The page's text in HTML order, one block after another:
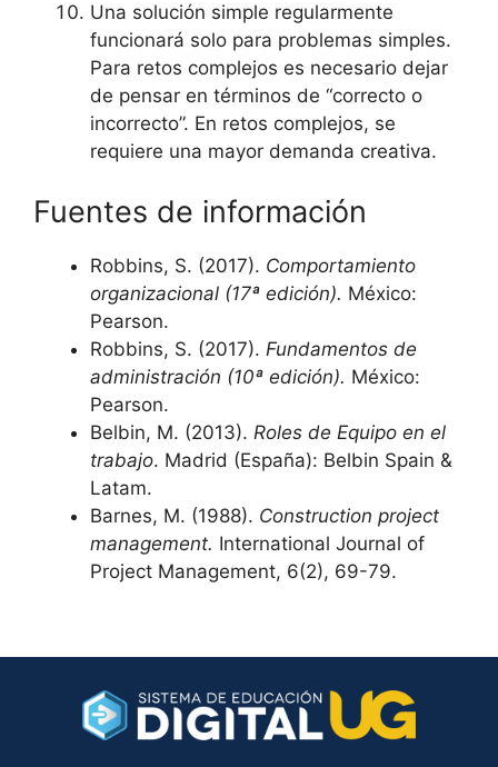
Una solución simple regularmente
funcionará solo para problemas simples.
Para retos complejos es necesario dejar
de pensar en términos de “correcto o
incorrecto”. En retos complejos, se
requiere una mayor demanda creativa.
Fuentes de información
Robbins, S. (2017). Comportamiento
organizacional (17ª edición). México:
Pearson.
Robbins, S. (2017). Fundamentos de
administración (10ª edición). México:
Pearson.
Belbin, M. (2013). Roles de Equipo en el
trabajo. Madrid (España): Belbin Spain &
Latam.
Barnes, M. (1988). Construction project
management. International Journal of
Project Management, 6(2), 69-79.